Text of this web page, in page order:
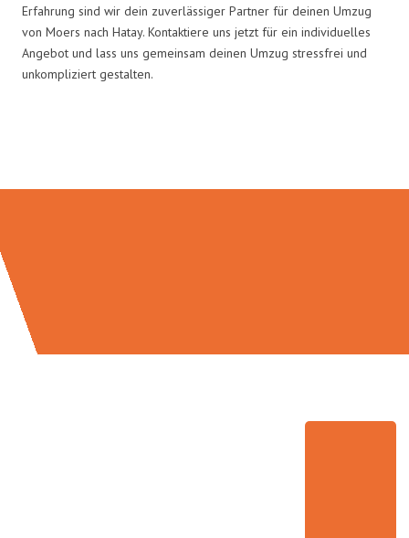
Erfahrung sind wir dein zuverlässiger Partner für deinen Umzug
von Moers nach Hatay. Kontaktiere uns jetzt für ein individuelles
Angebot und lass uns gemeinsam deinen Umzug stressfrei und
unkompliziert gestalten.